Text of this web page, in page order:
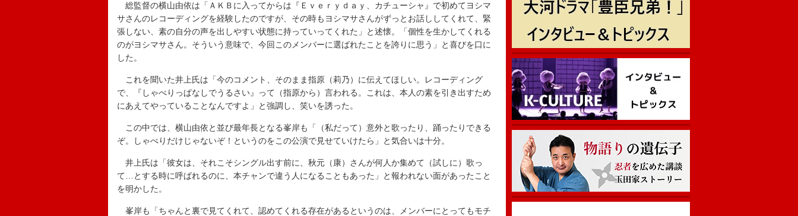
総監督の横山由依は「ＡＫＢに入ってからは『Ｅｖｅｒｙｄａｙ、カチューシャ』で初めてヨシマ
サさんのレコーディングを経験したのですが、その時もヨシマサさんがずっとお話ししてくれて、緊
張しない、素の自分の声を出しやすい状態に持っていってくれた」と述懐。「個性を生かしてくれる
のがヨシマサさん。そういう意味で、今回このメンバーに選ばれたことを誇りに思う」と喜びを口に
した。
これを聞いた井上氏は「今のコメント、そのまま指原（莉乃）に伝えてほしい。レコーディング
で、『しゃべりっぱなしでうるさい』って（指原から）言われる。これは、本人の素を引き出すため
にあえてやっていることなんですよ」と強調し、笑いを誘った。
この中では、横山由依と並び最年長となる峯岸も「（私だって）意外と歌ったり、踊ったりできる
ぞ。しゃべりだけじゃないぞ！というのをこの公演で見せていけたら」と気合いは十分。
井上氏は「彼女は、それこそシングル出す前に、秋元（康）さんが何人か集めて（試しに）歌っ
て…とする時に呼ばれるのに、本チャンで違う人になることもあった」と報われない面があったこと
を明かした。
峯岸も「ちゃんと裏で見てくれて、認めてくれる存在があるというのは、メンバーにとってもモチ